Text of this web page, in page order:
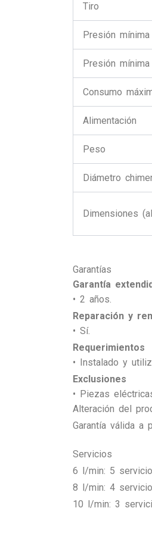
Tiro
Presión
Presión
Consumo
Alimentación
Peso
Diámetro
Dimensiones
Garantías
Garantía
• 2 años.
Reparación y
• Sí.
Requerimientos
• Instalado y
Exclusiones
• Piezas
Alteración del
Garantía válida a
Servicios
6 l/min: 5
8 l/min: 4
10 l/min: 3